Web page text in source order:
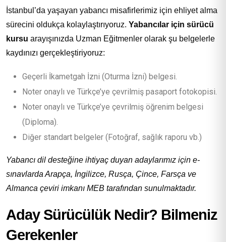
İstanbul’da yaşayan yabancı misafirlerimiz için ehliyet alma
sürecini oldukça kolaylaştırıyoruz. Yabancılar için sürücü
kursu arayışınızda Uzman Eğitmenler olarak şu belgelerle
kaydınızı gerçekleştiriyoruz:
Geçerli İkametgah İzni (Oturma İzni) belgesi.
Noter onaylı ve Türkçe’ye çevrilmiş pasaport fotokopisi.
Noter onaylı ve Türkçe’ye çevrilmiş öğrenim belgesi
(Diploma).
Diğer standart belgeler (Fotoğraf, sağlık raporu vb.)
Yabancı dil desteğine ihtiyaç duyan adaylarımız için e-
sınavlarda Arapça, İngilizce, Rusça, Çince, Farsça ve
Almanca çeviri imkanı MEB tarafından sunulmaktadır.
Aday Sürücülük Nedir? Bilmeniz
Gerekenler